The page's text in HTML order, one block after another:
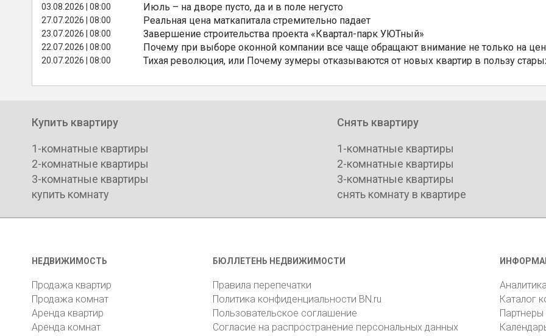
03.08.2026 | 08:00 Июль – на дворе пусто, да и в поле негусто
27.07.2026 | 08:00 Реальная цена маткапитала стремительно падает
23.07.2026 | 08:00 Завершение строительства проекта «Квартал-парк УЮТный»
22.07.2026 | 08:00 Почему при выборе оконной компании все чаще обращают внимание не только на
20.07.2026 | 08:00 Тихая революция, или Почему зумеры отказываются от новых квартир в пользу
Купить квартиру
1-комнатные квартиры
2-комнатные квартиры
3-комнатные квартиры
купить комнату
Снять квартиру
1-комнатные квартиры
2-комнатные квартиры
3-комнатные квартиры
снять комнату в квартире
НЕДВИЖИМОСТЬ
Продажа квартир
Продажа комнат
Аренда квартир
Аренда комнат
БЮЛЛЕТЕНЬ НЕДВИЖИМОСТИ
Правила перепечатки
Политика конфиденциальности BN.ru
Пользовательское соглашение
Согласие на распространение персональных данных
Каталог
Партнеры